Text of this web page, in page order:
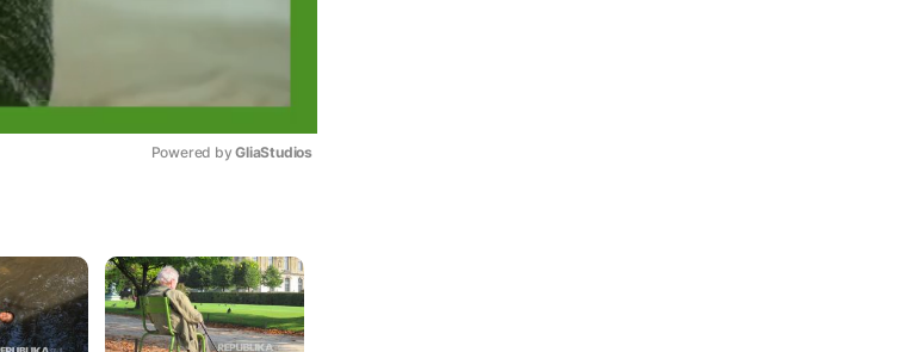
Powered by GliaStudios